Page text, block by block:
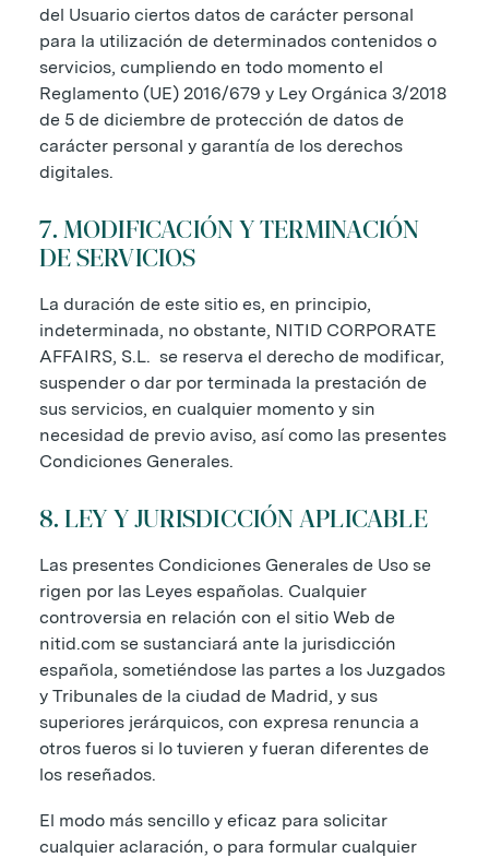
del Usuario ciertos datos de carácter personal
para la utilización de determinados contenidos o
servicios, cumpliendo en todo momento el
Reglamento (UE) 2016/679 y Ley Orgánica 3/2018
de 5 de diciembre de protección de datos de
carácter personal y garantía de los derechos
digitales.
7. MODIFICACIÓN Y TERMINACIÓN
DE SERVICIOS
La duración de este sitio es, en principio,
indeterminada, no obstante, NITID CORPORATE
AFFAIRS, S.L. se reserva el derecho de modificar,
suspender o dar por terminada la prestación de
sus servicios, en cualquier momento y sin
necesidad de previo aviso, así como las presentes
Condiciones Generales.
8. LEY Y JURISDICCIÓN APLICABLE
Las presentes Condiciones Generales de Uso se
rigen por las Leyes españolas. Cualquier
controversia en relación con el sitio Web de
nitid.com se sustanciará ante la jurisdicción
española, sometiéndose las partes a los Juzgados
y Tribunales de la ciudad de Madrid, y sus
superiores jerárquicos, con expresa renuncia a
otros fueros si lo tuvieren y fueran diferentes de
los reseñados.
El modo más sencillo y eficaz para solicitar
cualquier aclaración, o para formular cualquier